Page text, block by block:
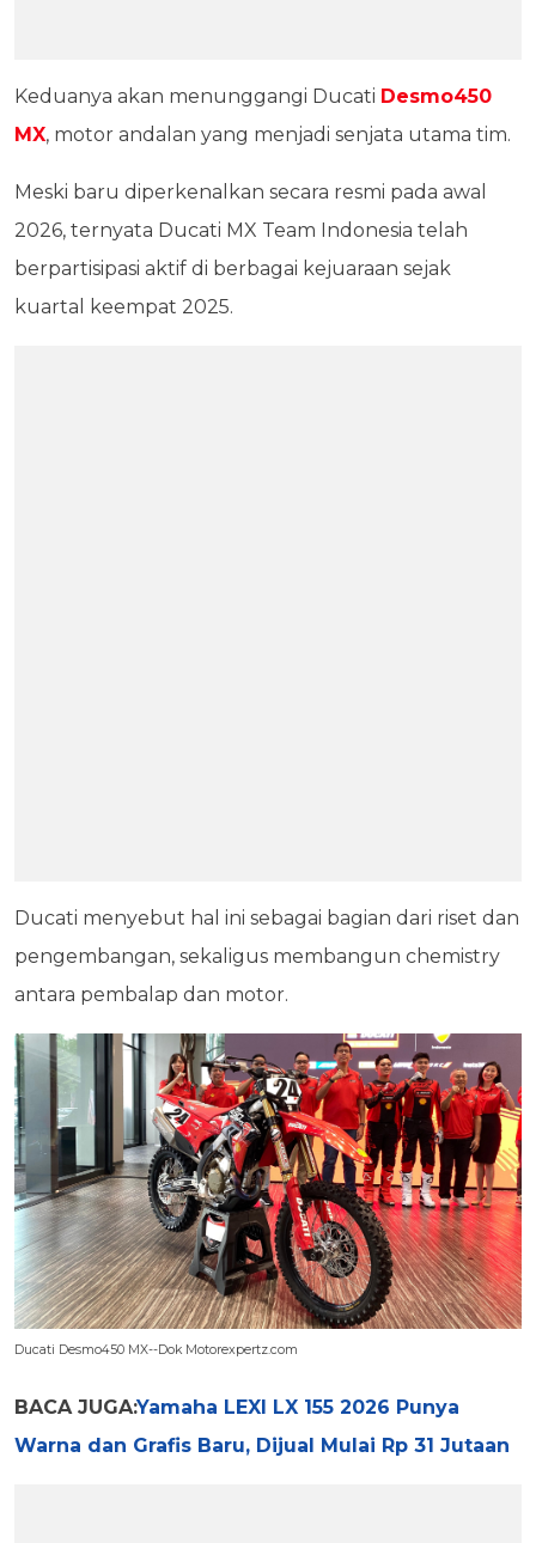
Keduanya akan menunggangi Ducati Desmo450
MX, motor andalan yang menjadi senjata utama tim.
Meski baru diperkenalkan secara resmi pada awal
2026, ternyata Ducati MX Team Indonesia telah
berpartisipasi aktif di berbagai kejuaraan sejak
kuartal keempat 2025.
Ducati menyebut hal ini sebagai bagian dari riset dan
pengembangan, sekaligus membangun chemistry
antara pembalap dan motor.
Ducati Desmo450 MX--Dok Motorexpertz.com
BACA JUGA:Yamaha LEXI LX 155 2026 Punya
Warna dan Grafis Baru, Dijual Mulai Rp 31 Jutaan